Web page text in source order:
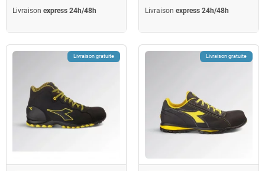
Livraison express 24h/48h Livraison express 24h/48h
Livraison gratuite Livraison gratuite